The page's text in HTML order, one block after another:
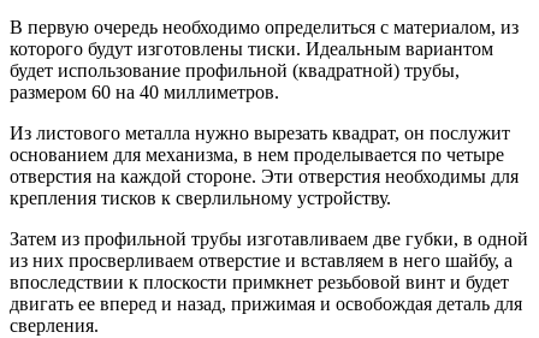
В первую очередь необходимо определиться с материалом, из
которого будут изготовлены тиски. Идеальным вариантом
будет использование профильной (квадратной) трубы,
размером 60 на 40 миллиметров.
Из листового металла нужно вырезать квадрат, он послужит
основанием для механизма, в нем проделывается по четыре
отверстия на каждой стороне. Эти отверстия необходимы для
крепления тисков к сверлильному устройству.
Затем из профильной трубы изготавливаем две губки, в одной
из них просверливаем отверстие и вставляем в него шайбу, а
впоследствии к плоскости примкнет резьбовой винт и будет
двигать ее вперед и назад, прижимая и освобождая деталь для
сверления.